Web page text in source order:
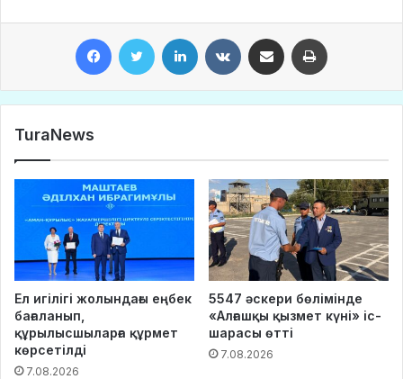
TuraNews
Ел игілігі жолындағы еңбек
бағаланып,
құрылысшыларға құрмет
көрсетілді
7.08.2026
5547 әскери бөлімінде
«Алғашқы қызмет күні» іс-
шарасы өтті
7.08.2026